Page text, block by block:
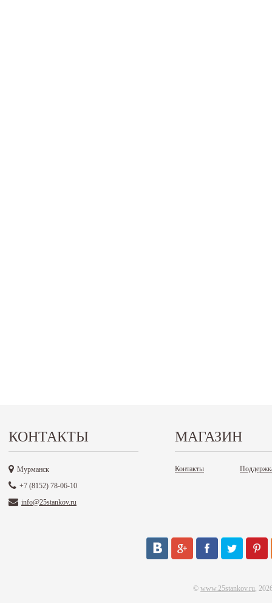
КОНТАКТЫ
Мурманск
+7 (8152) 78-06-10
info@25stankov.ru
МАГАЗИН
Контакты
© www.25stankov.ru,